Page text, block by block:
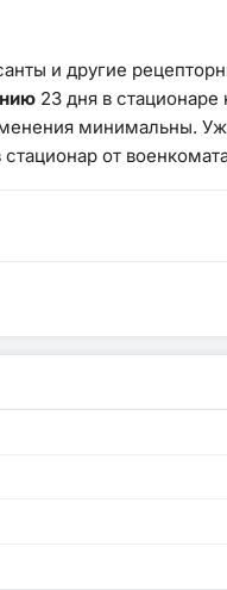
и другие
23 дня в стационаре
минимальны.
от